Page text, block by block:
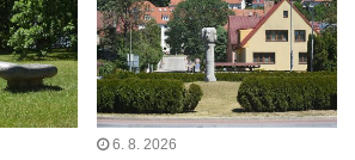
Huberta na buku svatého
Jakuba na skále u cesty
Kamenice
6. 8. 2026